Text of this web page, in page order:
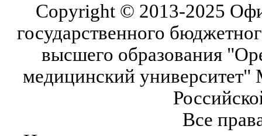
Copyright © 2013-2025
государственного
высшего образования
медицинский университет"
Все